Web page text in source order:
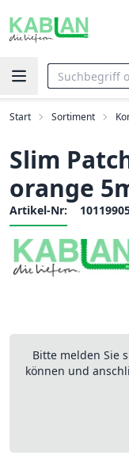
Start Sortiment
Slim
orange
Artikel-Nr:
Bitte melden Sie
können und